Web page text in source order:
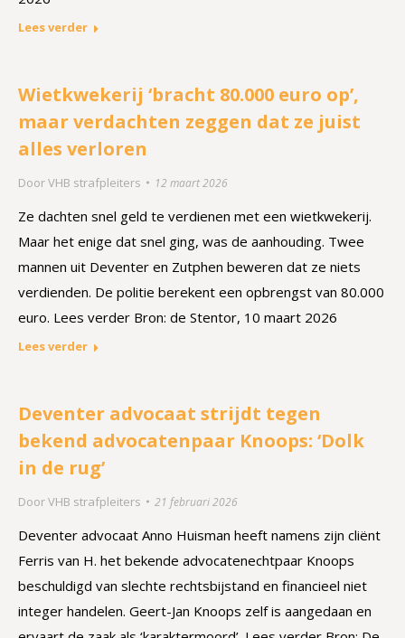
Lees verder
Wietkwekerij ‘bracht 80.000 euro op’,
maar verdachten zeggen dat ze juist
alles verloren
DoorVHB strafpleiters 12 maart 2026
Ze dachten snel geld te verdienen met een wietkwekerij.
Maar het enige dat snel ging, was de aanhouding. Twee
mannen uit Deventer en Zutphen beweren dat ze niets
verdienden. De politie berekent een opbrengst van 80.000
euro. Lees verder Bron: de Stentor, 10 maart 2026
Lees verder
Deventer advocaat strijdt tegen
bekend advocaten­paar Knoops: ‘Dolk
in de rug’
DoorVHB strafpleiters 21 februari 2026
Deventer advocaat Anno Huisman heeft namens zijn cliënt
Ferris van H. het bekende advocatenechtpaar Knoops
beschuldigd van slechte rechtsbijstand en financieel niet
integer handelen. Geert-Jan Knoops zelf is aangedaan en